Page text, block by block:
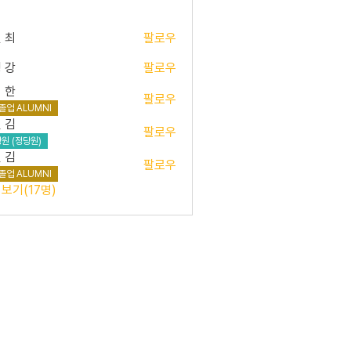
최
팔로우
강
팔로우
한
업 ALUMNI
팔로우
김
(정당원)
팔로우
김
업 ALUMNI
팔로우
기(17명)